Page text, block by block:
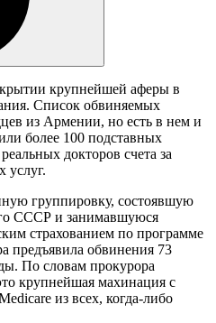
крупнейшей аферы в
Список обвиняемых
из Армении, но есть в нем и
более 100 подставных
докторов счета за
услуг.
группировку, состоявшую
СССР и занимавшуюся
страхованием по программе
предъявила обвинения 73
По словам прокурора
крупнейшая махинация с
из всех, когда-либо